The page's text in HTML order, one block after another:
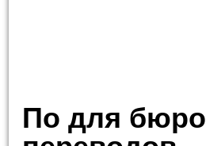
По для бюро